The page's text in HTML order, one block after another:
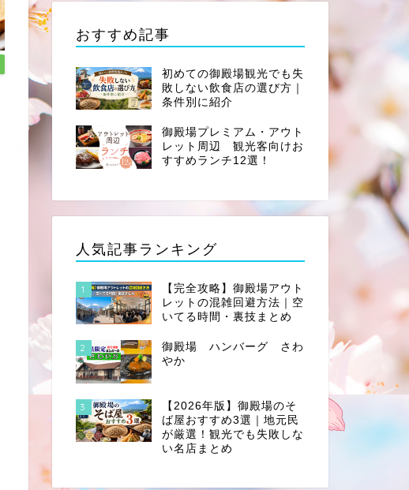
おすすめ記事
初めての御殿場観光でも失
敗しない飲食店の選び方｜
条件別に紹介
御殿場プレミアム・アウト
レット周辺 観光客向けお
すすめランチ12選！
人気記事ランキング
1
【完全攻略】御殿場アウト
レットの混雑回避方法｜空
いてる時間・裏技まとめ
2
御殿場 ハンバーグ さわ
やか
3
【2026年版】御殿場のそ
ば屋おすすめ3選｜地元民
が厳選！観光でも失敗しな
い名店まとめ